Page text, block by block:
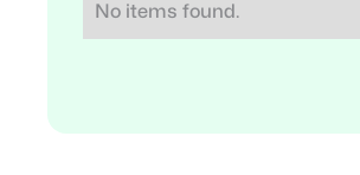
No items found.